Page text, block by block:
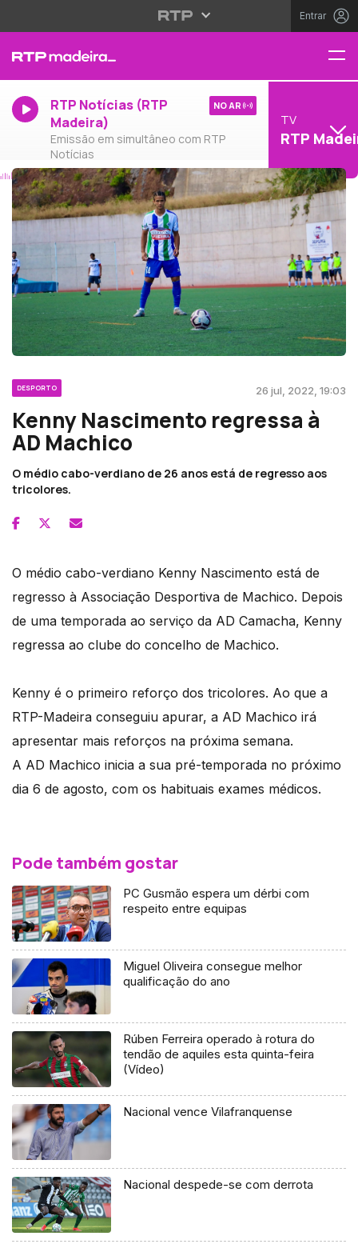
Entrar
RTP Notícias (RTP
Madeira)
Emissão em simultâneo com RTP
Notícias
NO AR
TV
RTP
DESPORTO 26 jul, 2022, 19:03
Kenny Nascimento regressa à
AD Machico
O médio cabo-verdiano de 26 anos está de regresso aos
tricolores.
O médio cabo-verdiano Kenny Nascimento está de
regresso à Associação Desportiva de Machico. Depois
de uma temporada ao serviço da AD Camacha, Kenny
regressa ao clube do concelho de Machico.
Kenny é o primeiro reforço dos tricolores. Ao que a
RTP-Madeira conseguiu apurar, a AD Machico irá
apresentar mais reforços na próxima semana.
A AD Machico inicia a sua pré-temporada no próximo
dia 6 de agosto, com os habituais exames médicos.
Pode também gostar
PC Gusmão espera um dérbi com
respeito entre equipas
Miguel Oliveira consegue melhor
qualificação do ano
Rúben Ferreira operado à rotura do
tendão de aquiles esta quinta-feira
(Vídeo)
Nacional vence Vilafranquense
Nacional despede-se com derrota